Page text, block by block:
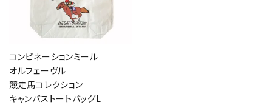
コンビネーションミール
オルフェーヴル
競走馬コレクション
キャンバストートバッグL